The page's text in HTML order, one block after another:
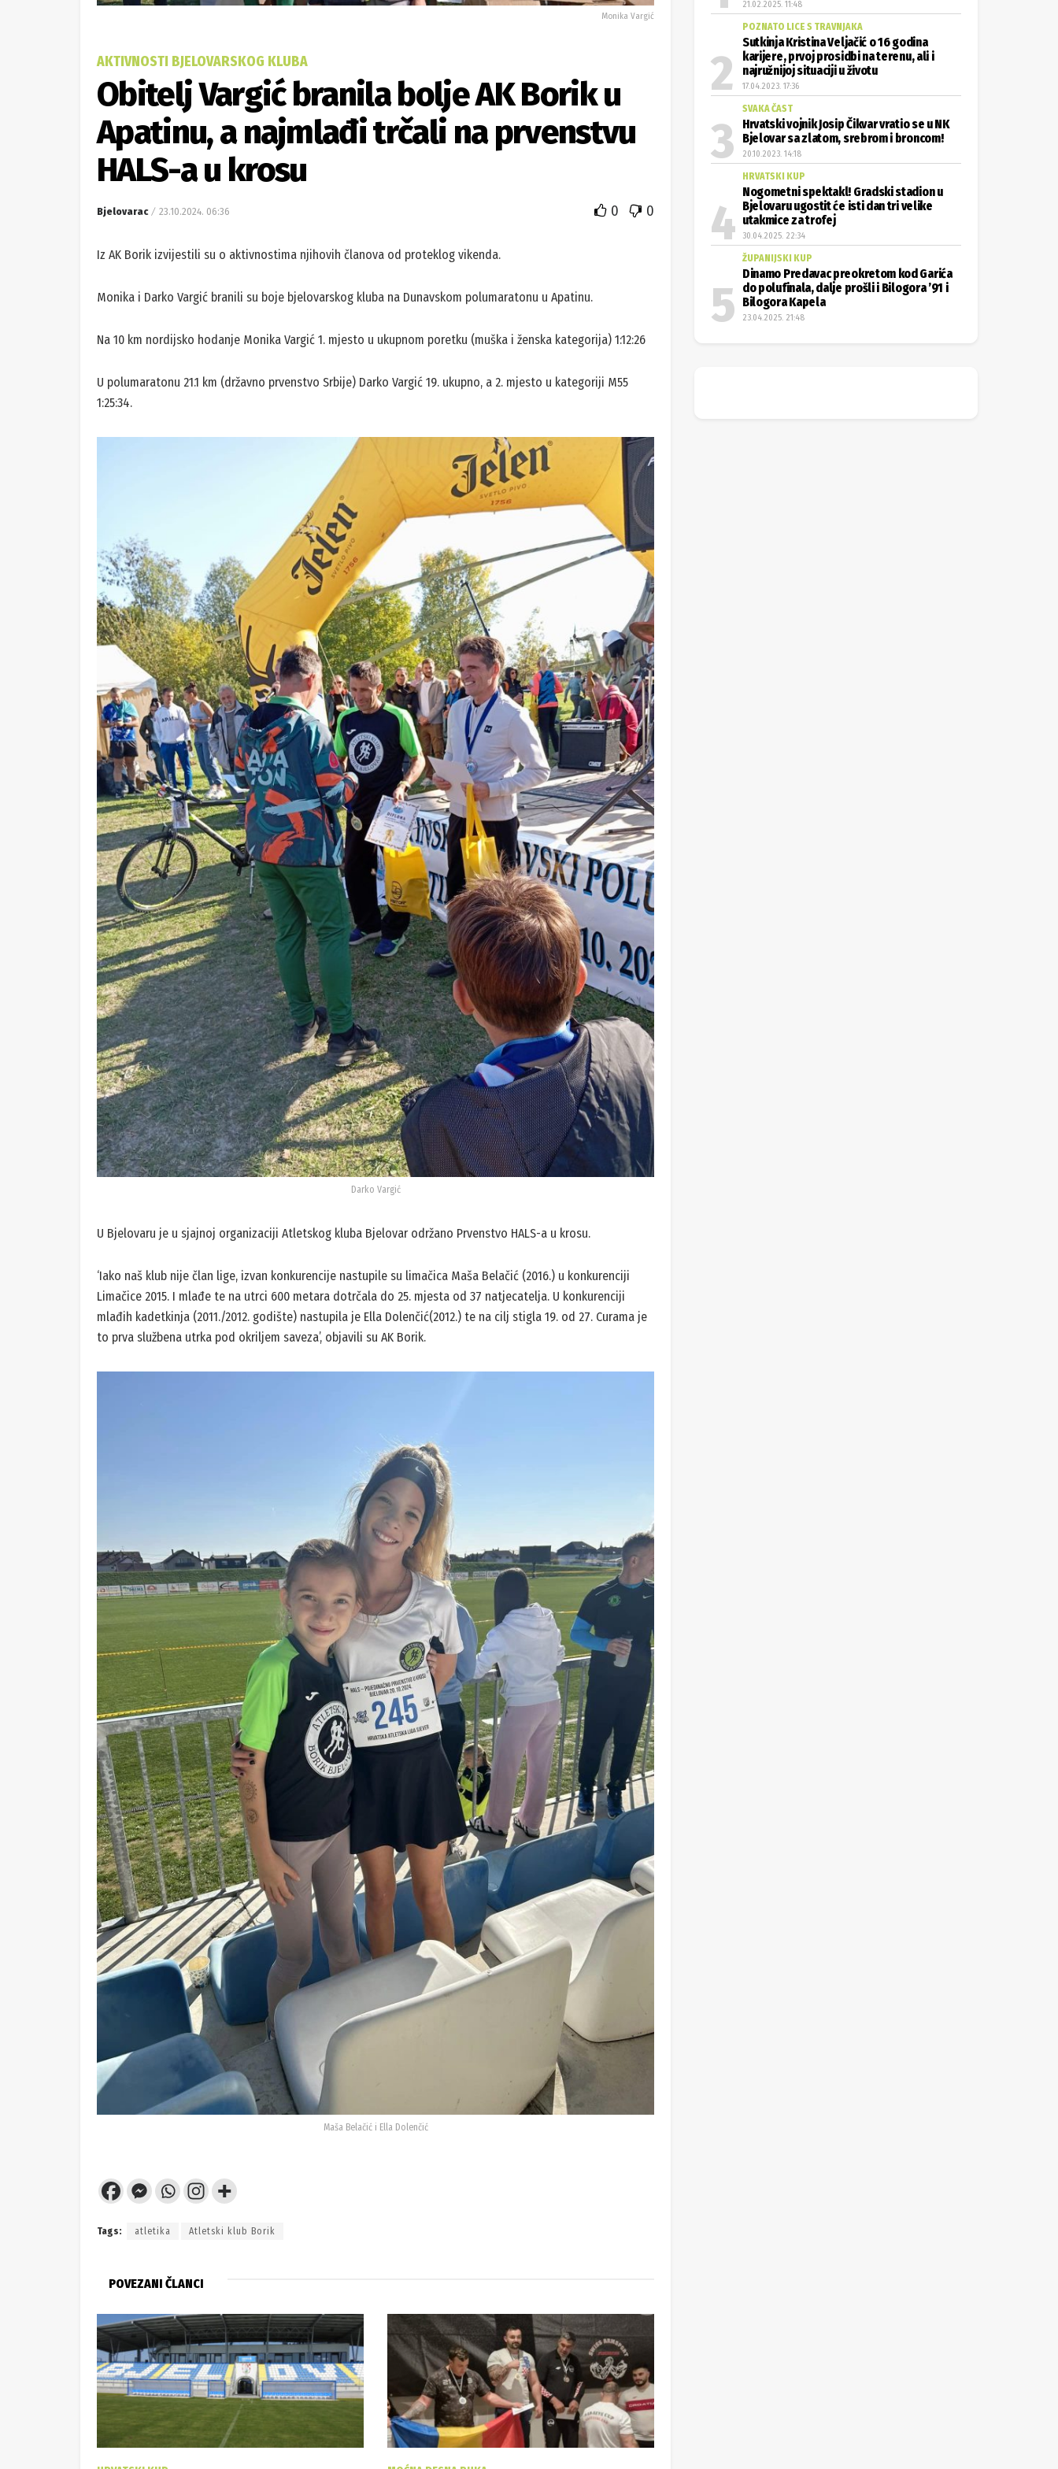
Monika Vargić
AKTIVNOSTI BJELOVARSKOG KLUBA
Obitelj Vargić branila bolje AK Borik u
Apatinu, a najmlađi trčali na prvenstvu
HALS-a u krosu
Bjelovarac 23.10.2024. 06:36 0 0
Iz AK Borik izvijestili su o aktivnostima njihovih članova od proteklog vikenda.
Monika i Darko Vargić branili su boje bjelovarskog kluba na Dunavskom polumaratonu u Apatinu.
Na 10 km nordijsko hodanje Monika Vargić 1. mjesto u ukupnom poretku (muška i ženska kategorija) 1:12:26
U polumaratonu 21.1 km (državno prvenstvo Srbije) Darko Vargić 19. ukupno, a 2. mjesto u kategoriji M55
1:25:34.
Darko Vargić
U Bjelovaru je u sjajnoj organizaciji Atletskog kluba Bjelovar održano Prvenstvo HALS-a u krosu.
‘Iako naš klub nije član lige, izvan konkurencije nastupile su limačica Maša Belačić (2016.) u konkurenciji
Limačice 2015. I mlađe te na utrci 600 metara dotrčala do 25. mjesta od 37 natjecatelja. U konkurenciji
mlađih kadetkinja (2011./2012. godište) nastupila je Ella Dolenčić(2012.) te na cilj stigla 19. od 27. Curama je
to prva službena utrka pod okriljem saveza’, objavili su AK Borik.
Maša Belačić i Ella Dolenčić
Tags: atletika Atletski klub Borik
POVEZANI ČLANCI
21.02.2025. 11:48
POZNATO LICE S TRAVNJAKA
Sutkinja Kristina Veljačić o 16 godina
karijere, prvoj prosidbi na terenu, ali i
najružnijoj situaciji u životu
17.04.2023. 17:36
SVAKA ČAST
Hrvatski vojnik Josip Čikvar vratio se u NK
Bjelovar sa zlatom, srebrom i broncom!
20.10.2023. 14:18
HRVATSKI KUP
Nogometni spektakl! Gradski stadion u
Bjelovaru ugostit će isti dan tri velike
utakmice za trofej
30.04.2025. 22:34
ŽUPANIJSKI KUP
Dinamo Predavac preokretom kod Garića
do polufinala, dalje prošli i Bilogora ’91 i
Bilogora Kapela
23.04.2025. 21:48